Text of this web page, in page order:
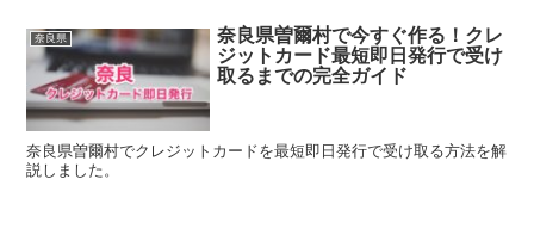
奈良県
奈良県曽爾村で今すぐ作る！クレ
ジットカード最短即日発行で受け
取るまでの完全ガイド
奈良県曽爾村でクレジットカードを最短即日発行で受け取る方法を解
説しました。